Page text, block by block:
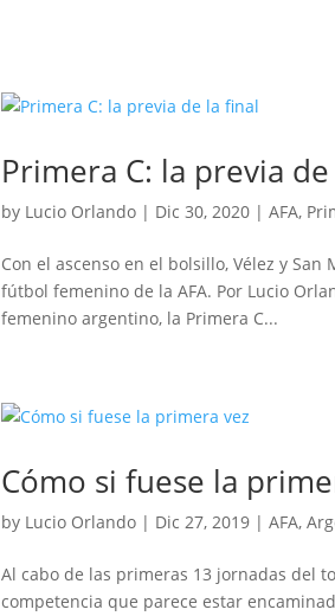
Primera C: la previa
by Lucio Orlando | Dic 30, 2020 |AFA,
Con el ascenso en el bolsillo, Vélez y
fútbol femenino de la AFA. Por Lucio
femenino argentino, la Primera C...
Cómo si fuese la
by Lucio Orlando | Dic 27, 2019 |AFA,
Al cabo de las primeras 13 jornadas del
competencia que parece estar